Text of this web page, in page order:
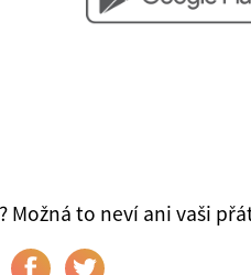
Možná to neví ani vaši